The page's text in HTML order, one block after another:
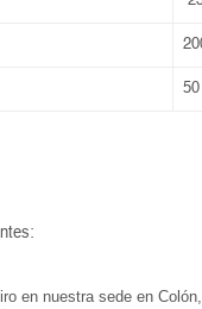
50
en nuestra sede en